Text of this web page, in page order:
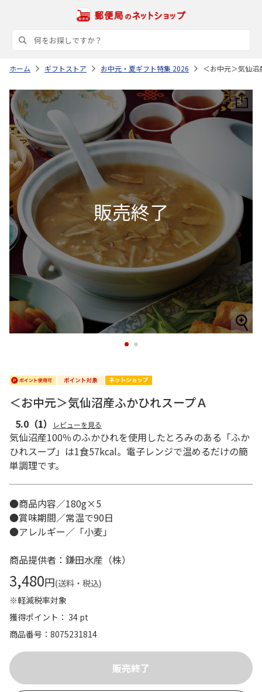
ホーム ギフトストア お中元・夏ギフト特集 2026 ＜お中元＞気仙沼
1 2
＜お中元＞気仙沼産ふかひれスープＡ
5.0 （1） レビューを見る
気仙沼産100％のふかひれを使用したとろみのある「ふか
ひれスープ」は1食57kcal。電子レンジで温めるだけの簡
単調理です。
●商品内容／180g×5
●賞味期間／常温で90日
●アレルギー／「小麦」
商品提供者：鎌田水産（株）
3,480円(送料・税込)
※軽減税率対象
獲得ポイント： 34 pt
商品番号
8075231814